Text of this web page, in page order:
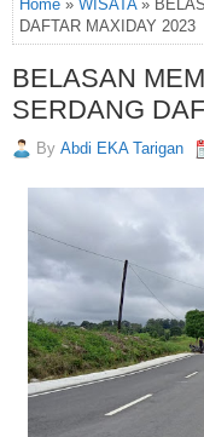
Home » WISATA»
DAFTAR MAXIDAY 2023
BELASAN
SERDANG
By Abdi EKA Tarigan